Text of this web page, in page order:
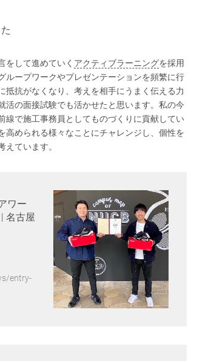
をして進めていく アクティブラーニングを採用
ループワークやプレゼンテーションを頻繁に行
抵抗がなくなり、考えを相手にうまく伝える力
活の面接試験でも活かせたと思います。私の今
線で施工事務員としてものづくりに貢献してい
高められる様々なことにチャレンジし、個性を
ています。
ワー
名古屋
entry-